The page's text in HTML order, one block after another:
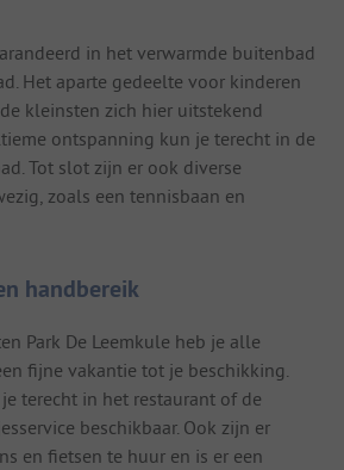
in het verwarmde buitenbad
Het aparte gedeelte voor kinderen
kleinsten zich hier uitstekend
ontspanning kun je terecht in de
Tot slot zijn er ook diverse
zoals een tennisbaan en
handbereik
Park De Leemkule heb je alle
fijne vakantie tot je beschikking.
terecht in het restaurant of de
beschikbaar. Ook zijn er
en fietsen te huur en is er een